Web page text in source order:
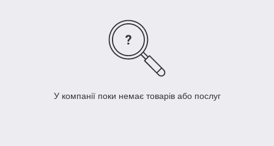
У компанії поки немає товарів або послуг